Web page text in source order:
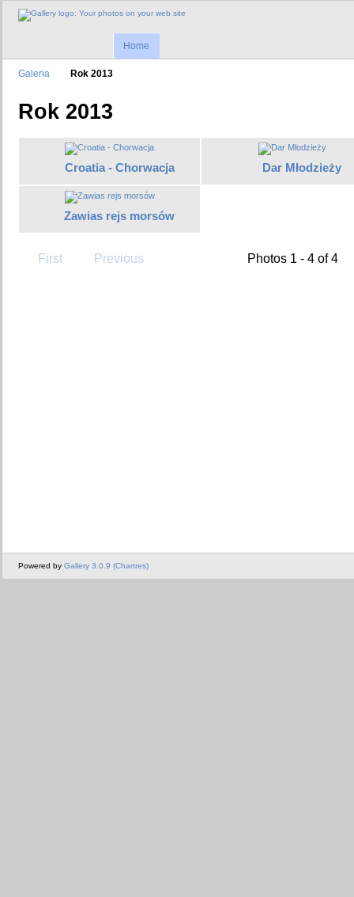
Home
Galeria Rok 2013
Rok 2013
Croatia - Chorwacja Dar Młodzieży
Zawias rejs morsów
First Previous Photos 1 - 4 of 4
Powered by Gallery 3.0.9 (Chartres)